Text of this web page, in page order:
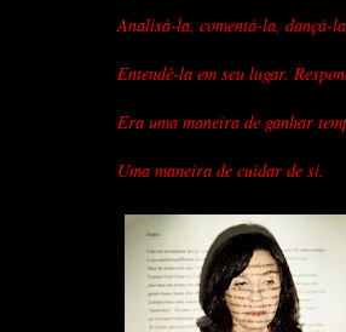
Analisá-la, comentá-la, dançá-
Entendê-la em seu lugar.
Era uma maneira de ganhar
Uma maneira de cuidar de si.